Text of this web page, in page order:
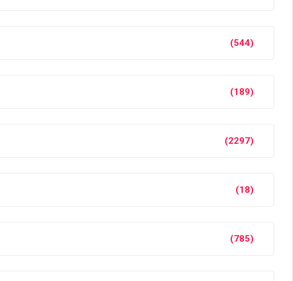
(544)
(189)
(2297)
(18)
(785)